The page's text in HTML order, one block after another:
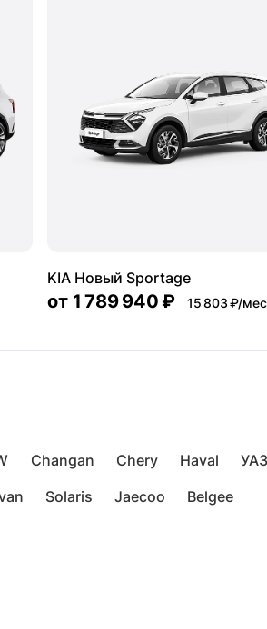
KIA Новый Sportage
от 1 789 940 ₽ 15 803 ₽/
Changan Chery Haval УАЗ
Solaris Jaecoo Belgee